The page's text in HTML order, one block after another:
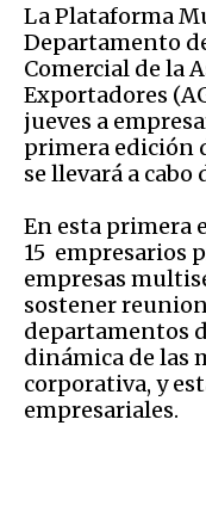
La Plataforma
Departamento
Comercial de la
Exportadores
jueves a
primera edición
se llevará a cabo
En esta primera
15 empresarios
empresas
sostener
departamentos
dinámica de las
corporativa, y
empresariales.